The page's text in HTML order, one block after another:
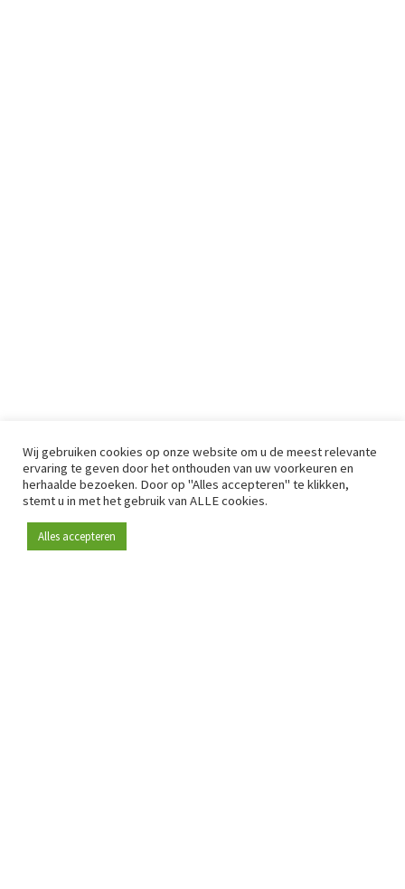
Wij gebruiken cookies op onze website om u de meest relevante
ervaring te geven door het onthouden van uw voorkeuren en
herhaalde bezoeken. Door op "Alles accepteren" te klikken,
stemt u in met het gebruik van ALLE cookies.
Alles accepteren